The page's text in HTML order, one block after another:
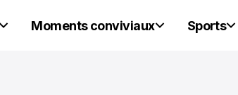
Moments conviviaux Sports